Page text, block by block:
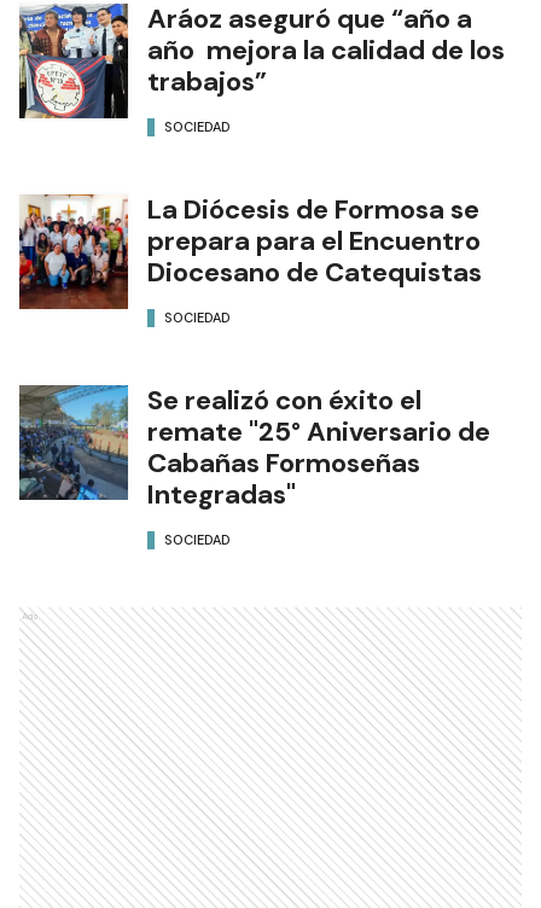
Aráoz aseguró que “año a
año mejora la calidad de los
trabajos”
SOCIEDAD
La Diócesis de Formosa se
prepara para el Encuentro
Diocesano de Catequistas
SOCIEDAD
Se realizó con éxito el
remate "25° Aniversario de
Cabañas Formoseñas
Integradas"
SOCIEDAD
Ads